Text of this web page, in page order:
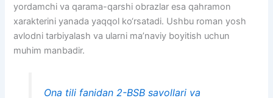
yordamchi va qarama-qarshi obrazlar esa qahramon
xarakterini yanada yaqqol ko‘rsatadi. Ushbu roman yosh
avlodni tarbiyalash va ularni ma’naviy boyitish uchun
muhim manbadir.
Ona tili fanidan 2-BSB savollari va